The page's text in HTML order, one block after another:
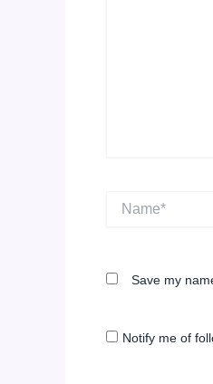
Save my
Notify me of